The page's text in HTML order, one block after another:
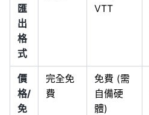
匯
出
格
式
VTT
價
格/
免
完全免
費
免費 (需
自備硬
體)